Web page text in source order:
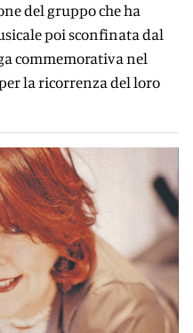
del gruppo che ha
poi sconfinata dal
commemorativa nel
la ricorrenza del loro